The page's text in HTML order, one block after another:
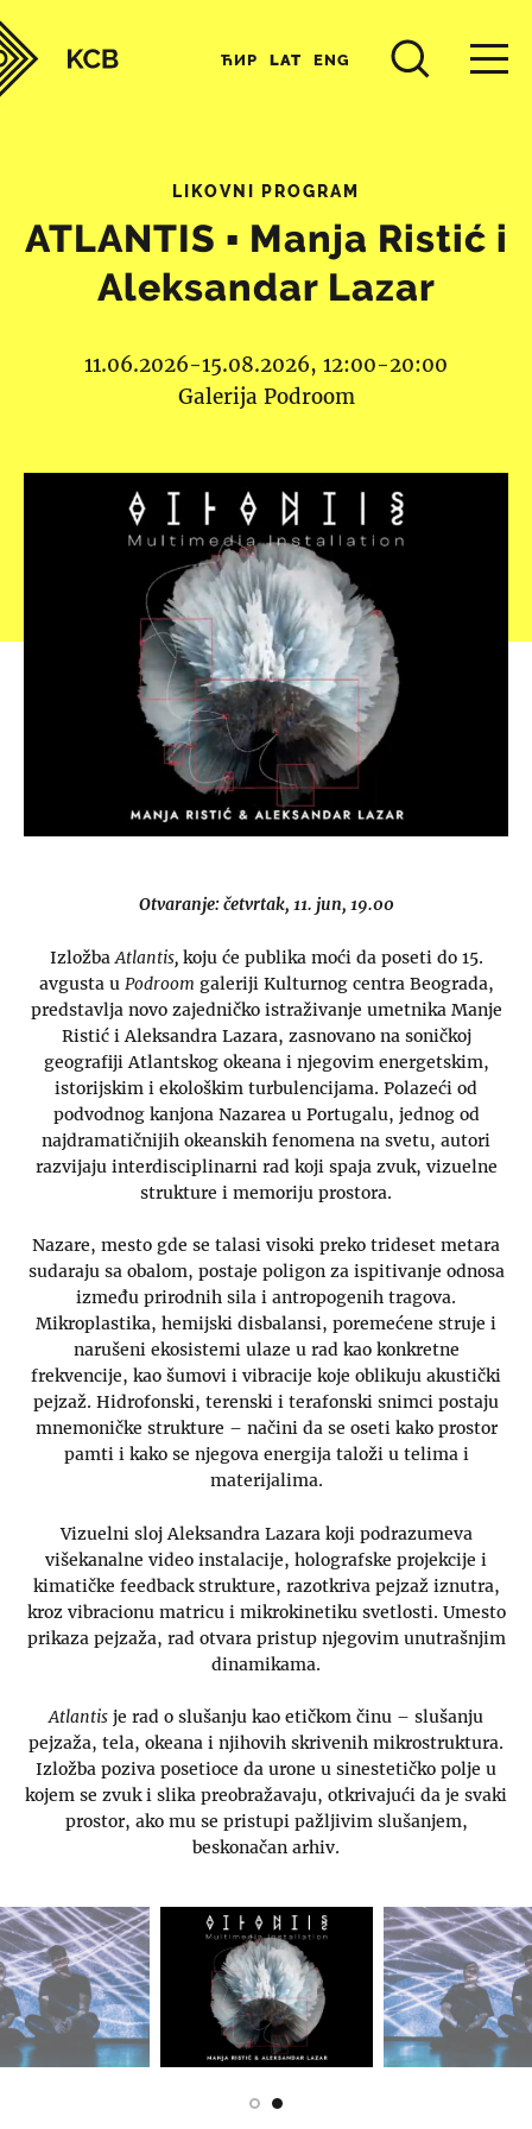
ЋИР LAT ENG
LIKOVNI PROGRAM
ATLANTIS ▪︎ Manja Ristić i
Aleksandar Lazar
11.06.2026-15.08.2026, 12:00-20:00
Galerija Podroom
Otvaranje: četvrtak, 11. jun, 19.00
IzložbaAtlantis, koju će publika moći da poseti do 15.
avgusta u Podroom galeriji Kulturnog centra Beograda,
predstavlja novo zajedničko istraživanje umetnika Manje
Ristić i Aleksandra Lazara, zasnovano na soničkoj
geografiji Atlantskog okeana i njegovim energetskim,
istorijskim i ekološkim turbulencijama. Polazeći od
podvodnog kanjona Nazarea u Portugalu, jednog od
najdramatičnijih okeanskih fenomena na svetu, autori
razvijaju interdisciplinarni rad koji spaja zvuk, vizuelne
strukture i memoriju prostora.
Nazare, mesto gde se talasi visoki preko trideset metara
sudaraju sa obalom, postaje poligon za ispitivanje odnosa
između prirodnih sila i antropogenih tragova.
Mikroplastika, hemijski disbalansi, poremećene struje i
narušeni ekosistemi ulaze u rad kao konkretne
frekvencije, kao šumovi i vibracije koje oblikuju akustički
pejzaž. Hidrofonski, terenski i terafonski snimci postaju
mnemoničke strukture – načini da se oseti kako prostor
pamti i kako se njegova energija taloži u telima i
materijalima.
Vizuelni sloj Aleksandra Lazara koji podrazumeva
višekanalne video instalacije, holografske projekcije i
kimatičke feedback strukture, razotkriva pejzaž iznutra,
kroz vibracionu matricu i mikrokinetiku svetlosti. Umesto
prikaza pejzaža, rad otvara pristup njegovim unutrašnjim
dinamikama.
Atlantis je rad o slušanju kao etičkom činu – slušanju
pejzaža, tela, okeana i njihovih skrivenih mikrostruktura.
Izložba poziva posetioce da urone u sinestetičko polje u
kojem se zvuk i slika preobražavaju, otkrivajući da je svaki
prostor, ako mu se pristupi pažljivim slušanjem,
beskonačan arhiv.